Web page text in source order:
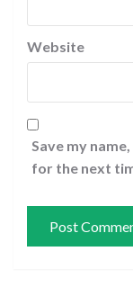
Website
Save my
for the next